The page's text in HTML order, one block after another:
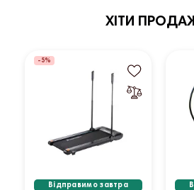
ХІТИ
-5%
Відправимо завтра